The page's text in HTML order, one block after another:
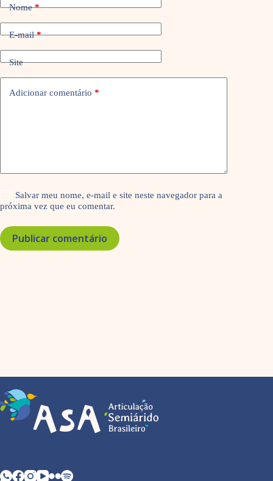
Nome*
E-mail*
Site
Adicionar comentário *
Salvar meu nome, e-mail e site neste navegador para a
próxima vez que eu comentar.
Publicar comentário